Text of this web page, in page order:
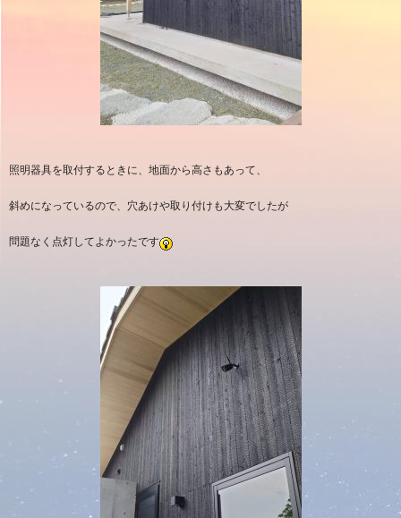
照明器具を取付するときに、地面から高さもあって、
斜めになっているので、穴あけや取り付けも大変でしたが
問題なく点灯してよかったです